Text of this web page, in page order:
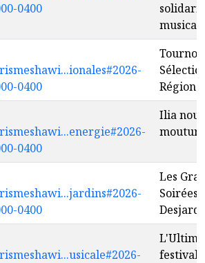
0400
0400
Tournoi
0400
Ilia
mouture
0400
Les
Soirées
festival